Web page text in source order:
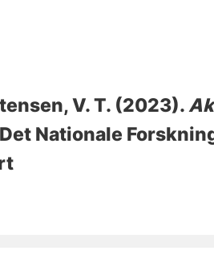
V. T.(2023).
Nationale